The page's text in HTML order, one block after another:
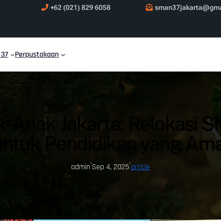
+62 (021) 829 6058
Perpustakaan
Anak Jakarta: Relokasi
Pendidikan yang
admin·Sep 4, 2025·article